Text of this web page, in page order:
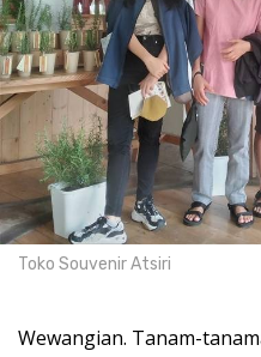
Toko Souvenir Atsiri
Wewangian. Tanam-